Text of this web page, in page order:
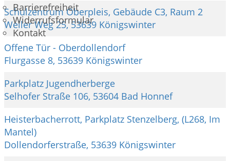
Barrierefreiheit
Widerrufsformular
Kontakt
Schulzentrum Oberpleis, Gebäude C3, Raum 2
Weiler Weg 25, 53639 Königswinter
Offene Tür - Oberdollendorf
Flurgasse 8, 53639 Königswinter
Parkplatz Jugendherberge
Selhofer Straße 106, 53604 Bad Honnef
Heisterbacherrott, Parkplatz Stenzelberg, (L268, Im
Mantel)
Dollendorferstraße, 53639 Königswinter